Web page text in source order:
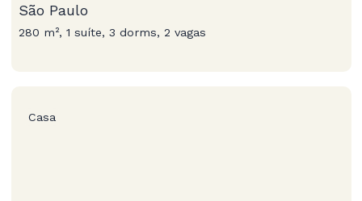
São Paulo
280 m², 1 suíte, 3 dorms, 2 vagas
Casa